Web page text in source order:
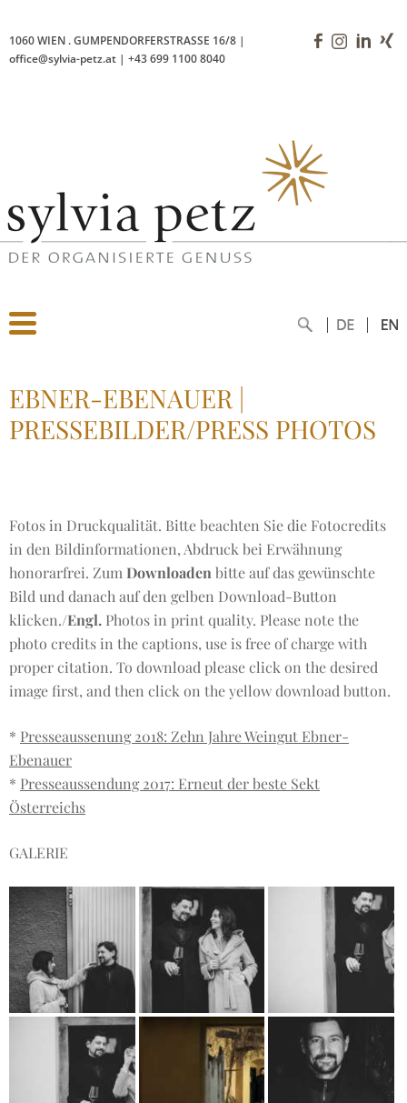
1060 WIEN .GUMPENDORFERSTRASSE 16/8 |
office@sylvia-petz.at | +43 699 1100 8040
EBNER-EBENAUER |
PRESSEBILDER/PRESS PHOTOS
Fotos in Druckqualität. Bitte beachten Sie die Fotocredits
in den Bildinformationen, Abdruck bei Erwähnung
honorarfrei. Zum Downloaden bitte auf das gewünschte
Bild und danach auf den gelben Download-Button
klicken./Engl. Photos in print quality. Please note the
photo credits in the captions, use is free of charge with
proper citation. To download please click on the desired
image first, and then click on the yellow download button.
* Presseaussenung 2018: Zehn Jahre Weingut Ebner-
Ebenauer
* Presseaussendung 2017: Erneut der beste Sekt
Österreichs
GALERIE